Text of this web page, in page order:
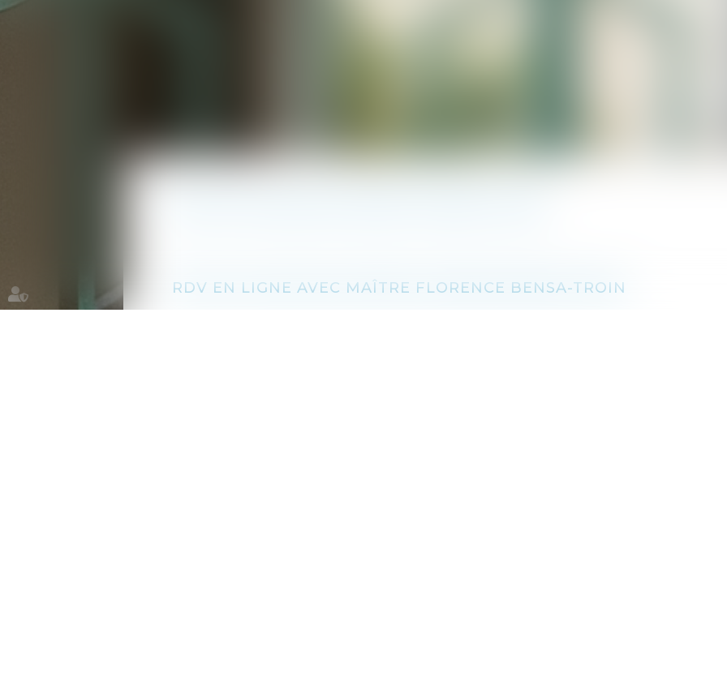
RDV EN LIGNE AVEC MAÎTRE FLORENCE BENSA-TROIN